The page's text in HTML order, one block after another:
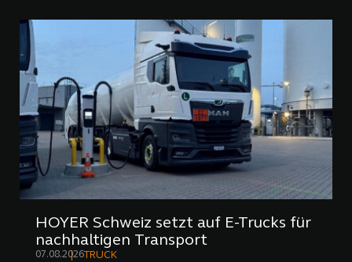
HOYER Schweiz setzt auf E-Trucks für
nachhaltigen Transport
07.08.2026 TRUCK